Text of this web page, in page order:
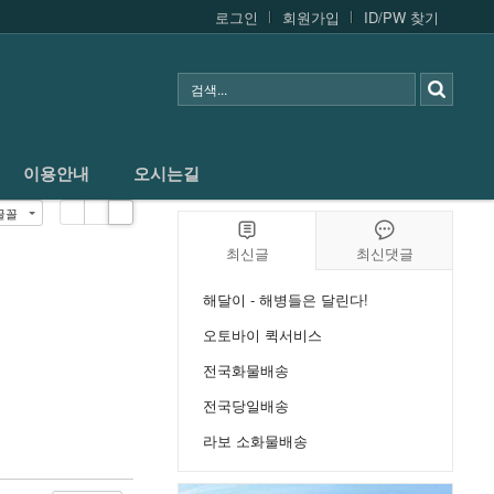
로그인 회원가입 ID/PW 찾기
이용안내 오시는길
최신글 최신댓글
해달이 - 해병들은 달린다!
오토바이 퀵서비스
전국화물배송
전국당일배송
라보 소화물배송
꼴
ListZineGallery